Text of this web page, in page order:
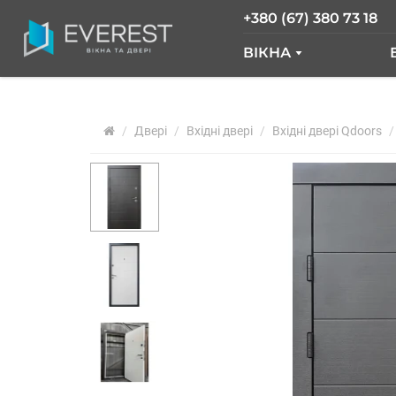
+380 (67) 380 73 18
ВІКНА
ВІКНА
РОЗСУВНІ ВІКНА
ВІКНА REHAU
АРОЧНІ ВІКНА
ПАНОРАМНІ ВІКНА
АЛЮМІНІЄВІ
Двері Вхідні двері Вхідні двері Qdoors